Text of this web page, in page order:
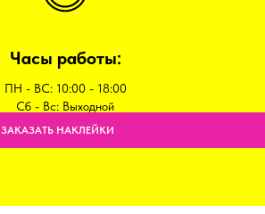
ЗАКАЗАТЬ НАКЛЕЙКИ
Часы работы:
ПН - ВС: 10:00 - 18:00
Сб - Вс: Выходной